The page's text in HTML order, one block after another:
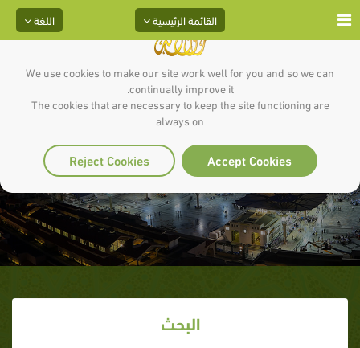
We use cookies to make our site work well for you and so we can
continually improve it.
The cookies that are necessary to keep the site functioning are
always on
Accept Cookies
Reject Cookies
اللغة القائمة الرئيسية
الشريط الثالث
البحث